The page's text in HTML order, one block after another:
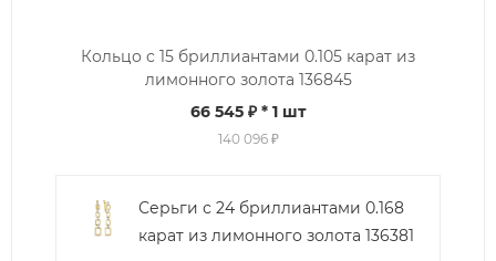
Кольцо с 15 бриллиантами 0.105 карат из
лимонного золота 136845
66 545 ₽ * 1 шт
140 096 ₽
Серьги с 24 бриллиантами 0.168
карат из лимонного золота 136381